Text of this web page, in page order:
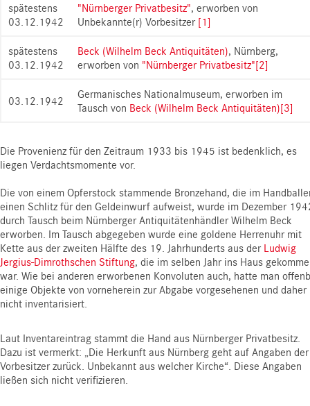
spätestens
03.12.1942
"Nürnberger Privatbesitz", erworben von
Unbekannte(r) Vorbesitzer [1]
spätestens
03.12.1942
Beck (Wilhelm Beck Antiquitäten), Nürnberg,
erworben von "Nürnberger Privatbesitz"[2]
03.12.1942
Germanisches Nationalmuseum, erworben im
Tausch von Beck (Wilhelm Beck Antiquitäten)[3]
Die Provenienz für den Zeitraum 1933 bis 1945 ist bedenklich, es
liegen Verdachtsmomente vor.
Die von einem Opferstock stammende Bronzehand, die im
einen Schlitz für den Geldeinwurf aufweist, wurde im Dezember
durch Tausch beim Nürnberger Antiquitätenhändler Wilhelm Beck
erworben. Im Tausch abgegeben wurde eine goldene Herrenuhr mit
Kette aus der zweiten Hälfte des 19. Jahrhunderts aus der Ludwig
Jergius-Dimrothschen Stiftung, die im selben Jahr ins Haus
war. Wie bei anderen erworbenen Konvoluten auch, hatte man
einige Objekte von vorneherein zur Abgabe vorgesehenen und daher
nicht inventarisiert.
Laut Inventareintrag stammt die Hand aus Nürnberger Privatbesitz.
Dazu ist vermerkt: „Die Herkunft aus Nürnberg geht auf Angaben der
Vorbesitzer zurück. Unbekannt aus welcher Kirche“. Diese Angaben
ließen sich nicht verifizieren.